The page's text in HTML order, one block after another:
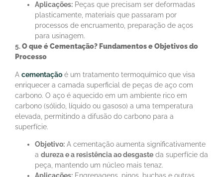
Aplicações: Peças que precisam ser deformadas
plasticamente, materiais que passaram por
processos de encruamento, preparação de aços
para usinagem.
5.O que éCementação? Fundamentos e Objetivos do
Processo
A cementação é um tratamento termoquímico que visa
enriquecer a camada superficial de peças de aço com
carbono. O aço é aquecido em um ambiente rico em
carbono (sólido, líquido ou gasoso) a uma temperatura
elevada, permitindo a difusão do carbono para a
superfície.
Objetivo: A cementação aumenta significativamente
a dureza e a resistência ao desgaste da superfície da
peça, mantendo um núcleo mais tenaz.